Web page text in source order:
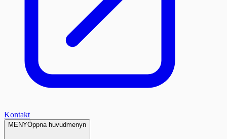
Kontakt
MENYÖppna huvudmenyn